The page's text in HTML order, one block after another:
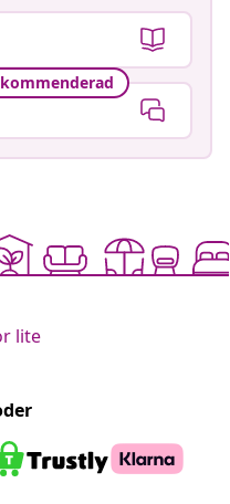
lite